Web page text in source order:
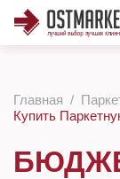
Главная
Купить